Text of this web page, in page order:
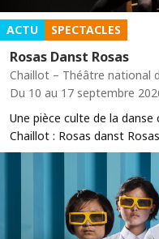
ACTU SPECTACLES
Rosas Danst Rosas
Chaillot – Théâtre national
Du 10 au 17 septembre
Une pièce culte de la
Chaillot : Rosas danst Rosas